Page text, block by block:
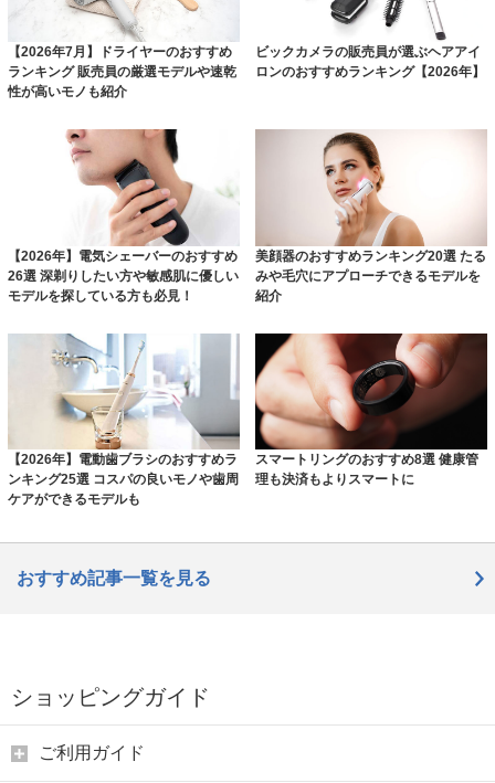
【2026年7月】ドライヤーのおすすめ
ランキング 販売員の厳選モデルや速乾
性が高いモノも紹介
ビックカメラの販売員が選ぶヘアアイ
ロンのおすすめランキング【2026年】
【2026年】電気シェーバーのおすすめ
26選 深剃りしたい方や敏感肌に優しい
モデルを探している方も必見！
美顔器のおすすめランキング20選 たる
みや毛穴にアプローチできるモデルを
紹介
【2026年】電動歯ブラシのおすすめラ
ンキング25選 コスパの良いモノや歯周
ケアができるモデルも
スマートリングのおすすめ8選 健康管
理も決済もよりスマートに
おすすめ記事一覧を見る
ショッピングガイド
ご利用ガイド